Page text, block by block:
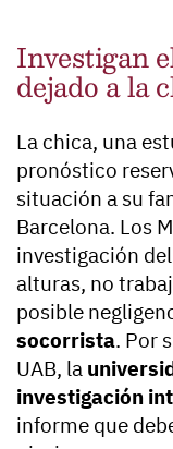
Investigan
dejado a la
La chica, una
pronóstico
situación a su
Barcelona. Los
investigación
alturas, no
posible
socorrista. Por
UAB, la
investigación
informe que